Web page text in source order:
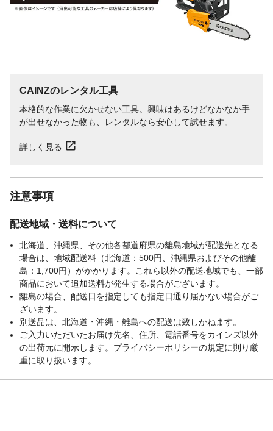
CAINZのレンタル工具
本格的な作業に欠かせない工具。興味はあるけどなかなか手
が出せなかった物も、レンタルなら安心して試せます。
詳しく見る
注意事項
配送地域・送料について
北海道、沖縄県、その他各都道府県の離島地域が配送先となる
場合は、地域配送料（北海道：500円、沖縄県およびその他離
島：1,700円）がかかります。これら以外の配送地域でも、一部
商品において追加送料が発生する場合がございます。
離島の場合、配送日を指定しても指定日通り届かない場合がご
ざいます。
別送品は、北海道・沖縄・離島への配送は致しかねます。
ご入力いただいたお届け先名、住所、電話番号をカインズ以外
の出荷元に開示します。プライバシーポリシーの規定に則り厳
重に取り扱います。